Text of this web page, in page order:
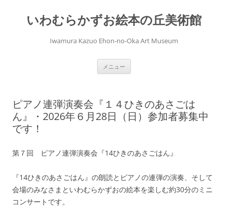
いわむらかずお絵本の丘美術館
Iwamura Kazuo Ehon-no-Oka Art Museum
メニュー
ピアノ連弾演奏会『１４ひきのあさごは
ん』・2026年６月28日（日）参加者募集中
です！
第７回 ピアノ連弾演奏会『14ひきのあさごはん』
『14ひきのあさごはん』の朗読とピアノの連弾の演奏、そして
会場のみなさまといわむらかずおの絵本を楽しむ約30分のミニ
コンサートです。